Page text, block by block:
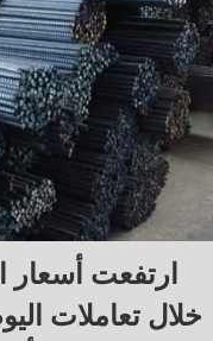
ارتفعت أسعار